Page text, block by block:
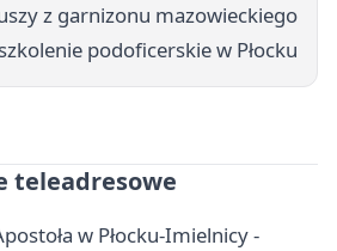
z garnizonu mazowieckiego
podoficerskie w Płocku
teleadresowe
w Płocku-Imielnicy -